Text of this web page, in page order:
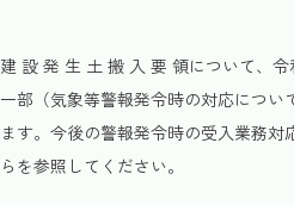
建 設 発 生 土 搬 入 要 領について、
一部（気象等警報発令時の対応につい
ます。今後の警報発令時の受入業務対
らを参照してください。